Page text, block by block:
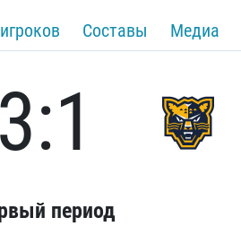
Составы Медиа
3:1
период